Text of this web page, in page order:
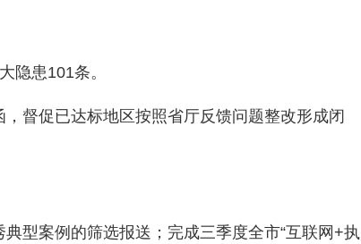
隐患101条。
督促已达标地区按照省厅反馈问题整改形成闭
型案例的筛选报送；完成三季度全市“互联网+执